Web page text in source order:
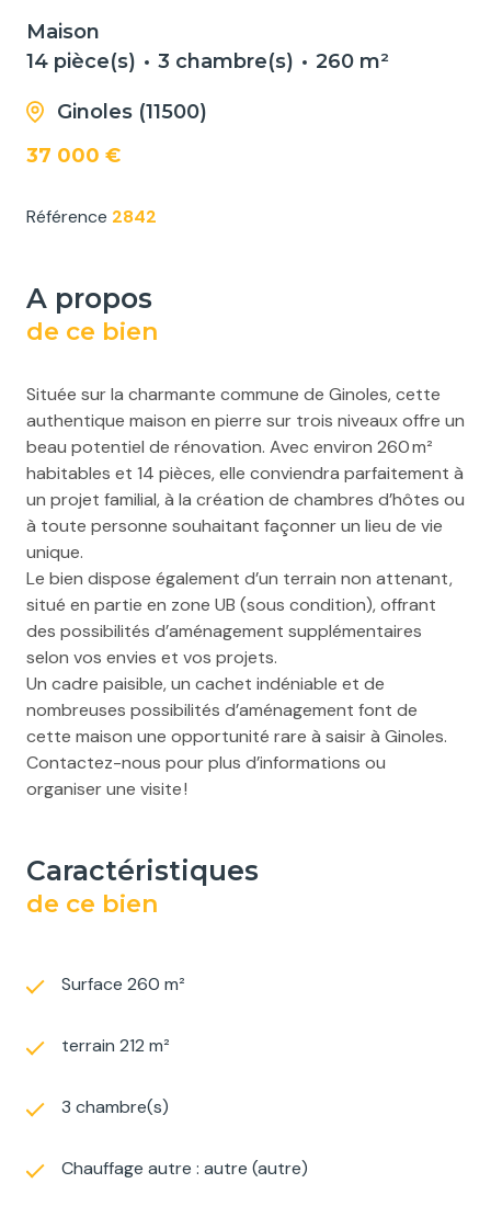
Maison
14 pièce(s)
3 chambre(s) 260 m²
Ginoles (11500)
37 000 €
Référence 2842
a propos
de ce bien
Située sur la charmante commune de Ginoles, cette
authentique maison en pierre sur trois niveaux offre un
beau potentiel de rénovation. Avec environ 260 m²
habitables et 14 pièces, elle conviendra parfaitement à
un projet familial, à la création de chambres d’hôtes ou
à toute personne souhaitant façonner un lieu de vie
unique.
Le bien dispose également d’un terrain non attenant,
situé en partie en zone UB (sous condition), offrant
des possibilités d’aménagement supplémentaires
selon vos envies et vos projets.
Un cadre paisible, un cachet indéniable et de
nombreuses possibilités d’aménagement font de
cette maison une opportunité rare à saisir à Ginoles.
Contactez-nous pour plus d’informations ou
organiser une visite !
caractéristiques
de ce bien
Surface 260 m²
terrain 212 m²
3 chambre(s)
Chauffage autre : autre (autre)